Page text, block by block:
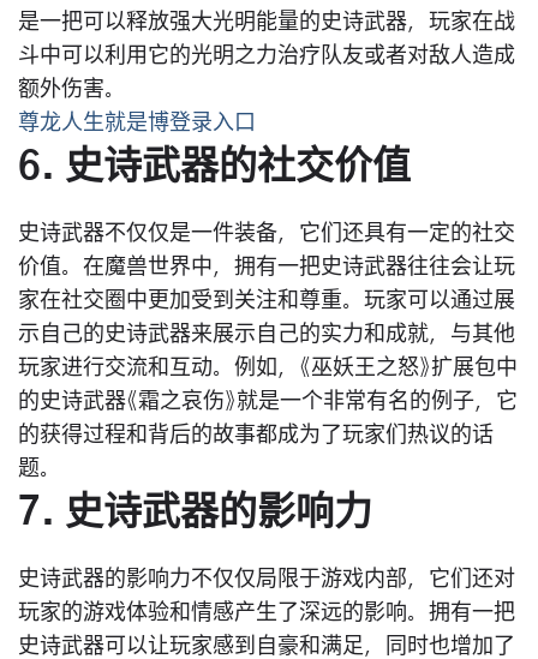
是一把可以释放强大光明能量的史诗武器，玩家在战
斗中可以利用它的光明之力治疗队友或者对敌人造成
额外伤害。
尊龙人生就是博登录入口
6. 史诗武器的社交价值
史诗武器不仅仅是一件装备，它们还具有一定的社交
价值。在魔兽世界中，拥有一把史诗武器往往会让玩
家在社交圈中更加受到关注和尊重。玩家可以通过展
示自己的史诗武器来展示自己的实力和成就，与其他
玩家进行交流和互动。例如，《巫妖王之怒》扩展包中
的史诗武器《霜之哀伤》就是一个非常有名的例子，它
的获得过程和背后的故事都成为了玩家们热议的话
题。
7. 史诗武器的影响力
史诗武器的影响力不仅仅局限于游戏内部，它们还对
玩家的游戏体验和情感产生了深远的影响。拥有一把
史诗武器可以让玩家感到自豪和满足，同时也增加了